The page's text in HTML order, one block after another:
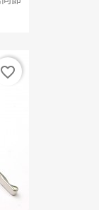
favorite_border